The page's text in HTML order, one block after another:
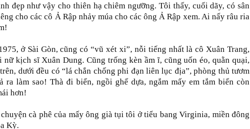
đẹp như vậy cho thiên hạ chiêm ngưỡng. Tôi thấy, cuối dãy, có sân
cho các cô Ả Rập nhảy múa cho các ông Ả Rập xem. Ai nấy râu ria
ở Sài Gòn, cũng có “vũ xét xi”, nỗi tiếng nhất là cô Xuân Trang,
nữ kịch sĩ Xuân Dung. Cũng trống kèn ầm ĩ, cũng uốn éo, quằn quại,
dưới đều có “lá chắn chống phi đạn liên lục địa”, phòng thủ tươm
ra làm sao! Thà đi biển, ngồi ghế dựa, ngắm mấy em tắm biển còn
hơn!
cà phê của mấy ông già tụi tôi ở tiểu bang Virginia, miền đông
Kỳ.